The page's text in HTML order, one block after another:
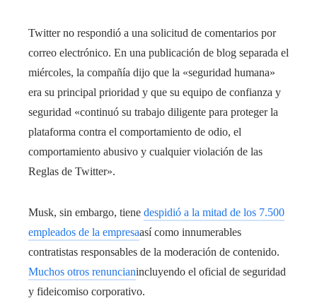
Twitter no respondió a una solicitud de comentarios por
correo electrónico. En una publicación de blog separada el
miércoles, la compañía dijo que la «seguridad humana»
era su principal prioridad y que su equipo de confianza y
seguridad «continuó su trabajo diligente para proteger la
plataforma contra el comportamiento de odio, el
comportamiento abusivo y cualquier violación de las
Reglas de Twitter».
Musk, sin embargo, tiene despidió a la mitad de los 7.500
empleados de la empresaasí como innumerables
contratistas responsables de la moderación de contenido.
Muchos otros renuncianincluyendo el oficial de seguridad
y fideicomiso corporativo.